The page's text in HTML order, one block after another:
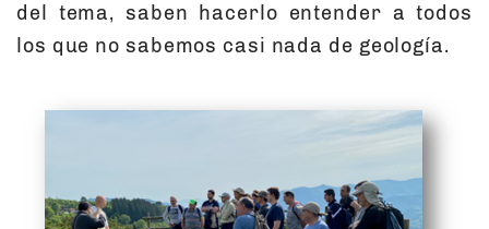
del tema, saben hacerlo entender a todos
los que no sabemos casi nada de geología.